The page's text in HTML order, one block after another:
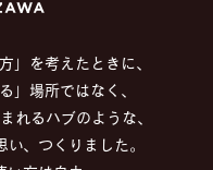
」を考えたときに、
」場所ではなく、
れるハブのような、
、つくりました。